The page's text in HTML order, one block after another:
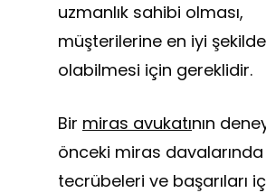
uzmanlık sahibi olması,
müşterilerine en iyi şekilde
olabilmesi için gereklidir.
Bir miras avukatının
önceki miras
tecrübeleri ve başarıları